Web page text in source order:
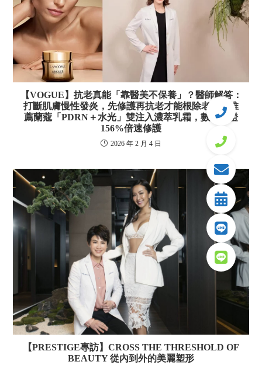
【VOGUE】抗老真能「靠醫美不保養」？醫師解答：
打斷肌膚慢性發炎，先修護再抗老才能根除老化！推
薦蘭蔻「PDRN＋水光」雙注入濃萃乳霜，數據實證
156%倍速修護
2026 年 2 月 4 日
【PRESTIGE專訪】CROSS THE THRESHOLD OF
BEAUTY 從內到外的美麗塑形